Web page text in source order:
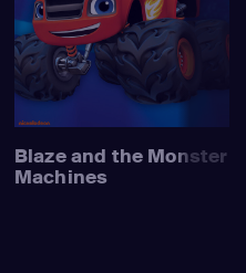
Blaze and the Monster
Machines